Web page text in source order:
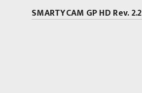
SMARTYCAM GP HD Rev. 2.2